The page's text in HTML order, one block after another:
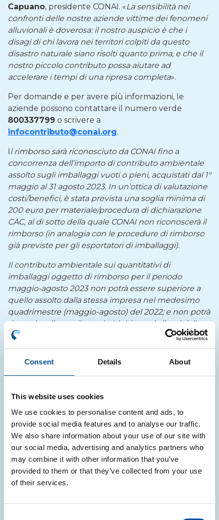
Consent Details About
This website uses cookies
We use cookies to personalise content and ads, to
provide social media features and to analyse our traffic.
We also share information about your use of our site with
our social media, advertising and analytics partners who
may combine it with other information that you’ve
provided to them or that they’ve collected from your use
of their services.
Capuano, presidente CONAI. «La sensibilità nei
confronti delle nostre aziende vittime dei fenomeni
alluvionali è doverosa: il nostro auspicio è che i
disagi di chi lavora nei territori colpiti da questo
disastro naturale siano risolti quanto prima, e che il
nostro piccolo contributo possa aiutare ad
accelerare i tempi di una ripresa completa».
Per domande e per avere più informazioni, le
aziende possono contattare il numero verde
800337799 o scrivere a
infocontributo@conai.org.
Il rimborso sarà riconosciuto da CONAI fino a
concorrenza dell’importo di contributo ambientale
assolto sugli imballaggi vuoti o pieni, acquistati dal 1°
maggio al 31 agosto 2023. In un’ottica di valutazione
costi/benefici, è stata prevista una soglia minima di
200 euro per materiale/procedura di dichiarazione
CAC, al di sotto della quale CONAI non riconoscerà il
rimborso (in analogia con le procedure di rimborso
già previste per gli esportatori di imballaggi).
Il contributo ambientale sui quantitativi di
imballaggi oggetto di rimborso per il periodo
maggio-agosto 2023 non potrà essere superiore a
quello assolto dalla stessa impresa nel medesimo
quadrimestre (maggio-agosto) del 2022; e non potrà
riguardare il contributo riaddebitato ai clienti dalla
stessa impresa (esplicitamente o mediante
incorporazione nel prezzo di vendita delle merci o
degli imballaggi).
Per le aziende di nuova costituzione e che non
riferimento, il limite sarà parametrato a un terzo del
CAC complessivamente assolto nei dodici mesi
precedenti a quello di presentazione della domanda
di rimborso. In caso di CAC assolto su imballaggi
“pieni” è necessaria un’attestazione del fornitore
delle merci analoga a quella già prevista per i
rimborsi agli esportatori abituali.